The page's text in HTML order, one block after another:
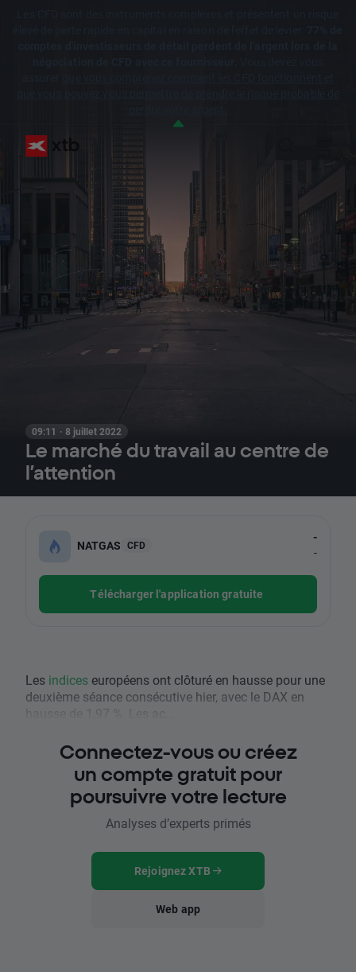
09:11 · 8 juillet 2022
Le marché du travail au centre de
l’attention
NATGAS CFD
-
-
Télécharger l'application gratuite
Les indices européens ont clôturé en hausse pour une
deuxième séance consécutive hier, avec le DAX en
hausse de 1,97 %. Les ac...
Connectez-vous ou créez
un compte gratuit pour
poursuivre votre lecture
Analyses d’experts primés
Rejoignez XTB
Web app